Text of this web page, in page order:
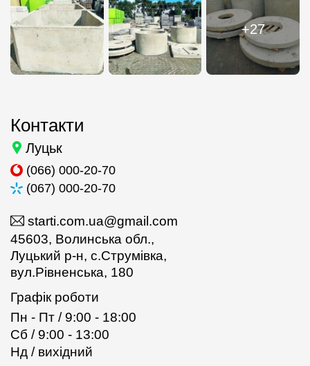
+27
Контакти
Луцьк
(066) 000-20-70
(067) 000-20-70
starti.com.ua@gmail.com
45603, Волинська обл.,
Луцький р-н, с.Струмівка,
вул.Рівненська, 180
Графік роботи
Пн - Пт / 9:00 - 18:00
Сб / 9:00 - 13:00
Нд / вихідний